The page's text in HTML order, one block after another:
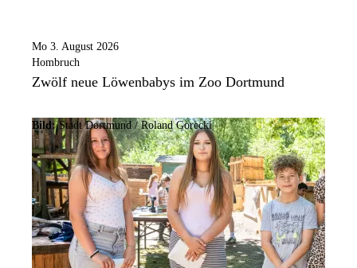
Mo 3. August 2026
Hombruch
Zwölf neue Löwenbabys im Zoo Dortmund
Bild:Stadt Dortmund / Roland Gorecki